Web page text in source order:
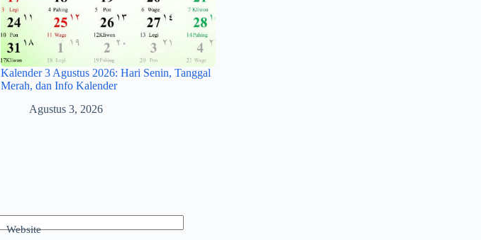
Kalender 3 Agustus 2026: Hari Senin, Tanggal
Merah, dan Info Kalender
Agustus 3, 2026
Website